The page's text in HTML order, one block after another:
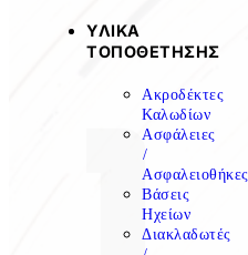
ΥΛΙΚΑ
ΤΟΠΟΘΕΤΗΣΗΣ
Ακροδέκτες
Καλωδίων
Ασφάλειες
/
Ασφαλειοθήκες
Βάσεις
Ηχείων
Διακλαδωτές